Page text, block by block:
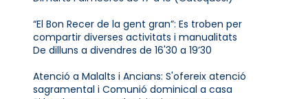
“El Bon Recer de la gent gran”: Es troben per
compartir diverses activitats i manualitats
De dilluns a divendres de 16'30 a 19’30
Atenció a Malalts i Ancians: S'ofereix atenció
sagramental i Comunió dominical a casa